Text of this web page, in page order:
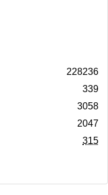
228236
339
3058
2047
315